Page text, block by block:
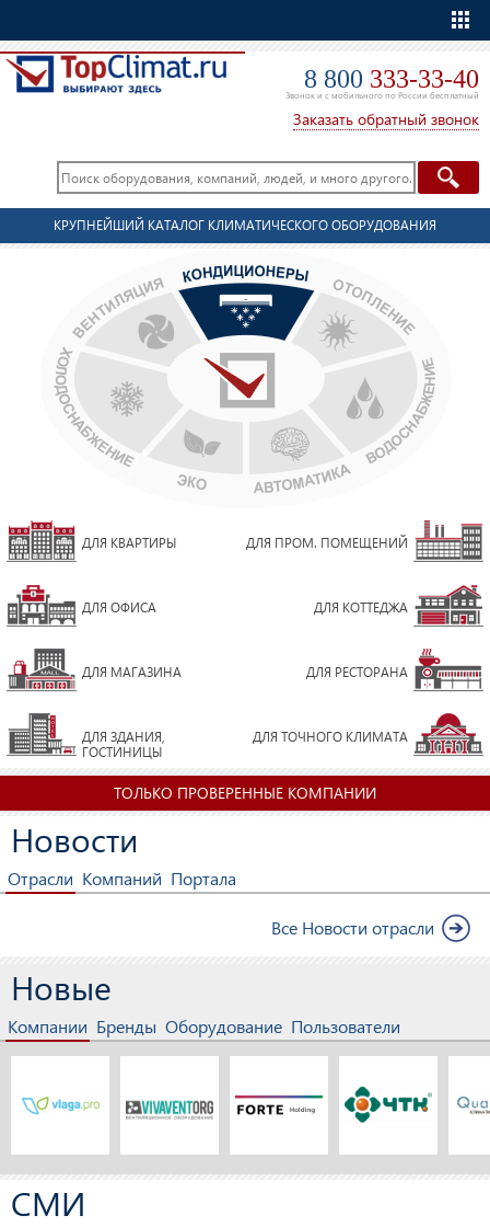
8 800 333-33-40
Звонок и с мобильного по России бесплатный
Заказать обратный звонок
КРУПНЕЙШИЙ КАТАЛОГ КЛИМАТИЧЕСКОГО ОБОРУДОВАНИЯ
ДЛЯ КВАРТИРЫ
ДЛЯ ОФИСА
ДЛЯ МАГАЗИНА
ДЛЯ ЗДАНИЯ,
ГОСТИНИЦЫ
ДЛЯ ПРОМ. ПОМЕЩЕНИЙ
ДЛЯ КОТТЕДЖА
ДЛЯ РЕСТОРАНА
ДЛЯ ТОЧНОГО КЛИМАТА
ТОЛЬКО ПРОВЕРЕННЫЕ КОМПАНИИ
Новости
Отрасли Компаний Портала
Все Новости отрасли
Новые
Компании Бренды Оборудование Пользователи
СМИ